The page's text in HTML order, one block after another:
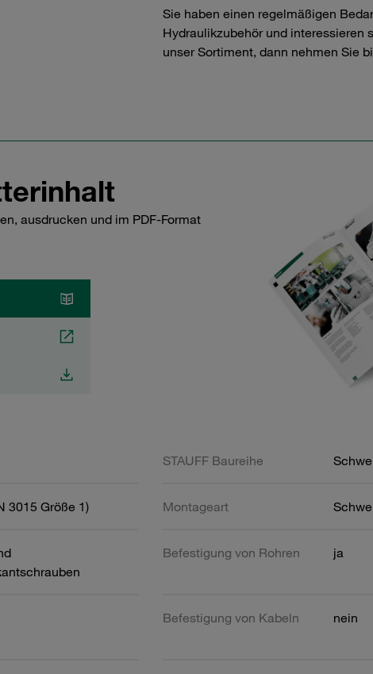
Sie haben einen regelmäßigen
Hydraulikzubehör und interessieren
unser Sortiment, dann nehmen Sie
ausdrucken und im PDF-Format
STAUFF Baureihe
3015 Größe 1) Montageart
Befestigung von Rohren ja
Befestigung von Kabeln nein